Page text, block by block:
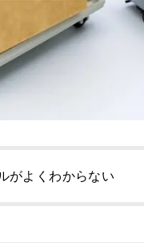
がよくわからない